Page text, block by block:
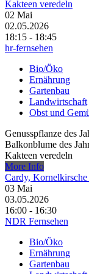
Kakteen veredeln
02 Mai
02.05.2026
18:15 - 18:45
hr-fernsehen
Bio/Öko
Ernährung
Gartenbau
Landwirtschaft
Obst und
Genusspflanze des
Balkonblume des
Kakteen veredeln
More Info
Cardy,
03 Mai
03.05.2026
16:00 - 16:30
NDR Fernsehen
Bio/Öko
Ernährung
Gartenbau